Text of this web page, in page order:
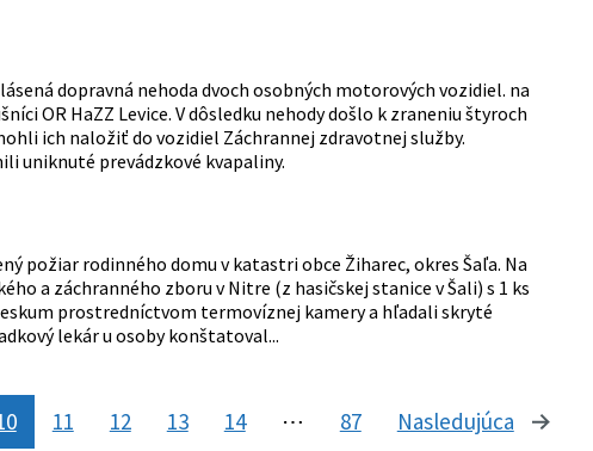
dopravná nehoda dvoch osobných motorových vozidiel. na
OR HaZZ Levice. V dôsledku nehody došlo k zraneniu štyroch
ich naložiť do vozidiel Záchrannej zdravotnej služby.
uniknuté prevádzkové kvapaliny.
požiar rodinného domu v katastri obce Žiharec, okres Šaľa. Na
a záchranného zboru v Nitre (z hasičskej stanice v Šali) s 1 ks
prostredníctvom termovíznej kamery a hľadali skryté
lekár u osoby konštatoval...
11 12 13 14 ⋯ 87 Nasledujúca